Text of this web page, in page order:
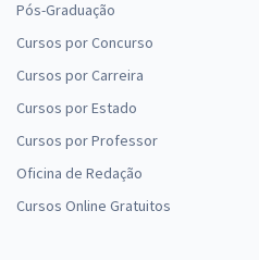
Pós-Graduação
Cursos por Concurso
Cursos por Carreira
Cursos por Estado
Cursos por Professor
Oficina de Redação
Cursos Online Gratuitos